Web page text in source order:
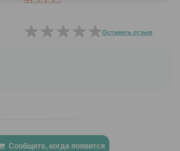
Оставить отзыв
Сообщите, когда появится